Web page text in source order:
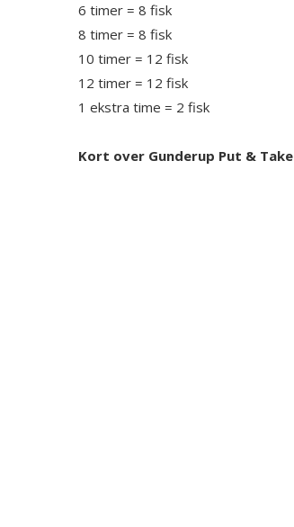
6 timer = 8 fisk
8 timer = 8 fisk
10 timer = 12 fisk
12 timer = 12 fisk
1 ekstra time = 2 fisk
Kort over Gunderup Put & Take